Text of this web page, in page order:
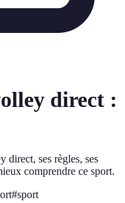
direct :
direct, ses règles, ses
comprendre ce sport.
#sport